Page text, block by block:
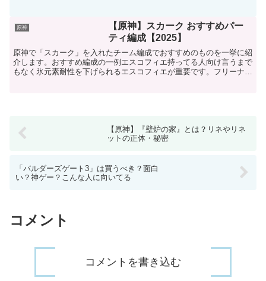
原神
【原神】スカーク おすすめパー
ティ編成【2025】
原神で「スカーク」を入れたチーム編成でおすすめのものを一挙に紹
介します。おすすめ編成の一例エスコフィエ持ってる人向け言うまで
もなく氷元素耐性を下げられるエスコフィエが重要です。フリーナは
【原神】『壁炉の家』とは？リネやリネ
ットの正体・秘密
「バルダーズゲート3」は買うべき？面白
い？神ゲー？こんな人に向いてる
コメント
コメントを書き込む